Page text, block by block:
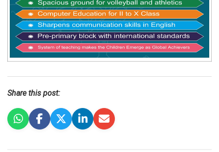
Share this post: